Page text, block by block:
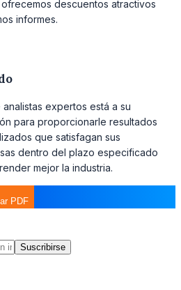
descuentos atractivos
informes.
expertos está a su
para proporcionarle resultados
que satisfagan sus
dentro del plazo especificado
mejor la industria.
PDF
Suscribirse